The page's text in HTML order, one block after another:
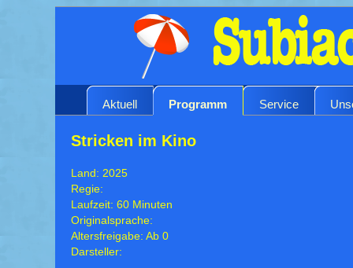
Aktuell Programm Service
Stricken im Kino
Land: 2025
Regie:
Laufzeit: 60 Minuten
Originalsprache:
Altersfreigabe: Ab 0
Darsteller: